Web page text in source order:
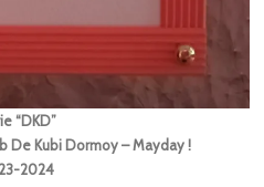
“DKD”
De Kubi Dormoy – Mayday !
2024